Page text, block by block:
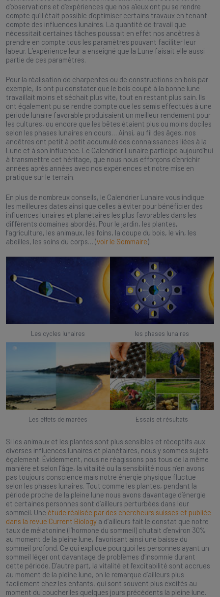
d’observations et d’expériences que nos aïeux ont pu se rendre
compte qu’il était possible d’optimiser certains travaux en tenant
compte des influences lunaires. La quantité de travail que
nécessitait certaines tâches poussait en effet nos ancêtres à
prendre en compte tous les paramètres pouvant faciliter leur
labeur. L’expérience leur a enseigné que la Lune faisait elle aussi
partie de ces paramètres.
Pour la réalisation de charpentes ou de constructions en bois par
exemple, ils ont pu constater que le bois coupé à la bonne lune
travaillait moins et séchait plus vite, tout en restant plus sain. Ils
ont également pu se rendre compte que les semis effectués à une
période lunaire favorable produisaient un meilleur rendement pour
les cultures, ou encore que les bêtes étaient plus ou moins dociles
selon les phases lunaires en cours… Ainsi, au fil des âges, nos
ancêtres ont petit à petit accumulé des connaissances liées à la
Lune et à son influence. Le Calendrier Lunaire participe aujourd’hui
à transmettre cet héritage, que nous nous efforçons d’enrichir
années après années avec nos expériences et notre mise en
pratique sur le terrain.
En plus de nombreux conseils, le Calendrier Lunaire vous indique
les meilleures dates ainsi que celles à éviter pour bénéficier des
influences lunaires et planétaires les plus favorables dans les
différents domaines abordés. Pour le jardin, les plantes,
l’agriculture, les animaux, les foins, la coupe du bois, le vin, les
abeilles, les soins du corps… (voir le Sommaire).
Les cycles lunaires les phases lunaires
Les effets de marées Essais et résultats
Si les animaux et les plantes sont plus sensibles et réceptifs aux
diverses influences lunaires et planétaires, nous y sommes sujets
également. Évidemment, nous ne réagissons pas tous de la même
manière et selon l’âge, la vitalité ou la sensibilité nous n’en avons
pas toujours conscience mais notre énergie physique fluctue
selon les phases lunaires. Tout comme les plantes, pendant la
période proche de la pleine lune nous avons davantage d’énergie
et certaines personnes sont d’ailleurs perturbées dans leur
sommeil. Une étude réalisée par des chercheurs suisses et publiée
dans la revue Current Biology a d’ailleurs fait le constat que notre
taux de mélatonine (l’hormone du sommeil) chutait d’environ 30%
au moment de la pleine lune, favorisant ainsi une baisse du
sommeil profond. Ce qui explique pourquoi les personnes ayant un
sommeil léger ont davantage de problèmes d’insomnie durant
cette période. D’autre part, la vitalité et l’excitabilité sont accrues
au moment de la pleine lune, on le remarque d’ailleurs plus
facilement chez les enfants, qui sont souvent plus excités au
moment du coucher les quelques jours précédents la pleine lune.